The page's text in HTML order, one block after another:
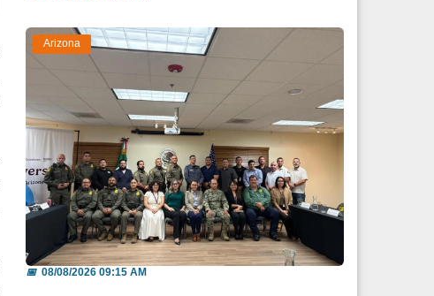
Arizona
Refuerzan México y EU intercambio de
información para b...
📅08/08/2026 09:15 AM